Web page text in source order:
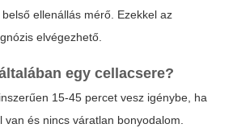
ellenállás mérő. Ezekkel az
elvégezhető.
egy cellacsere?
15-45 percet vesz igénybe, ha
és nincs váratlan bonyodalom.